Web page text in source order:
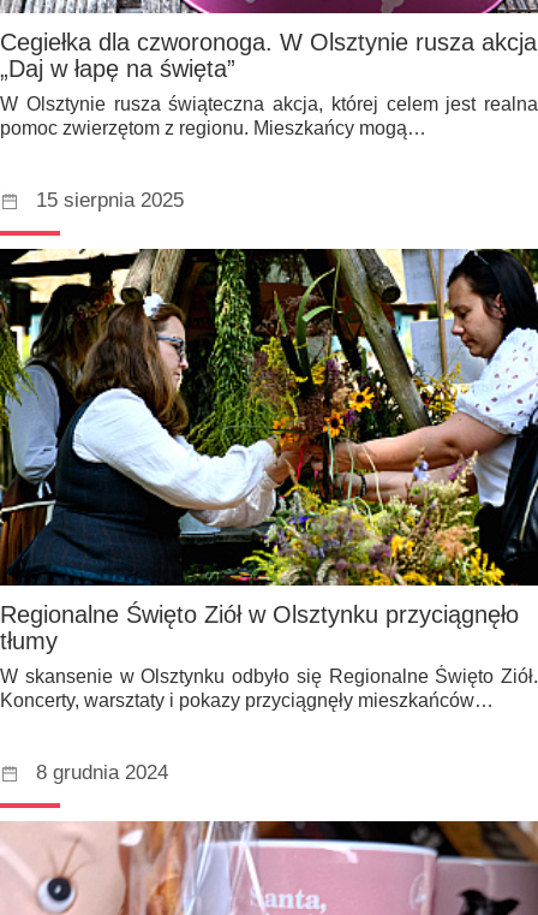
Cegiełka dla czworonoga. W Olsztynie rusza akcja
„Daj w łapę na święta”
W Olsztynie rusza świąteczna akcja, której celem jest realna
pomoc zwierzętom z regionu. Mieszkańcy mogą…
15 sierpnia 2025
Regionalne Święto Ziół w Olsztynku przyciągnęło
tłumy
W skansenie w Olsztynku odbyło się Regionalne Święto Ziół.
Koncerty, warsztaty i pokazy przyciągnęły mieszkańców…
8 grudnia 2024